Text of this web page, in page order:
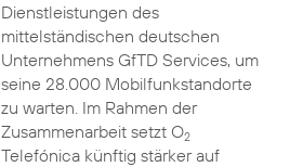
Dienstleistungen des
mittelständischen deutschen
Unternehmens GfTD Services, um
seine 28.000 Mobilfunkstandorte
zu warten. Im Rahmen der
Zusammenarbeit setzt O2
Telefónica künftig stärker auf